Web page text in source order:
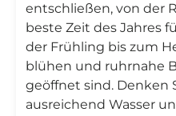
entschließen, von der
beste Zeit des Jahres
der Frühling bis zum
blühen und ruhrnahe
geöffnet sind. Denken
ausreichend Wasser